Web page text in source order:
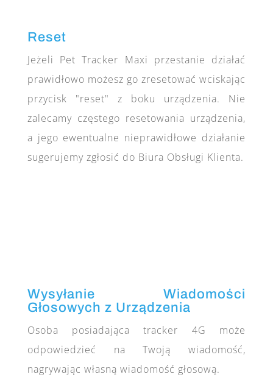
Reset
Jeżeli Pet Tracker Maxi przestanie działać
prawidłowo możesz go zresetować wciskając
przycisk "reset" z boku urządzenia. Nie
zalecamy częstego resetowania urządzenia,
a jego ewentualne nieprawidłowe działanie
sugerujemy zgłosić do Biura Obsługi Klienta.
Wysyłanie Wiadomości
Głosowych z Urządzenia
Osoba posiadająca tracker 4G może
odpowiedzieć na Twoją wiadomość,
nagrywając własną wiadomość głosową.